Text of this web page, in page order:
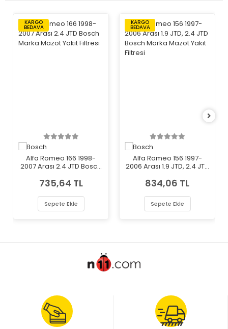
KARGO
BEDAVA
Alfa Romeo 166 1998-
2007 Arası 2.4 JTD Bosch
735,64 TL
Sepete Ekle
KARGO
BEDAVA
Alfa Romeo 156 1997-
2006 Arası 1.9 JTD, 2.4 JTD
Filtresi
834,06 TL
Sepete Ekle